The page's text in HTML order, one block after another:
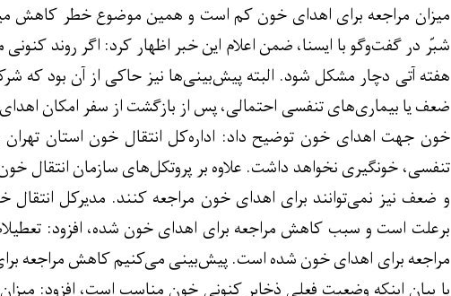
میزان مراجعه برای اهدای خون کم است و همین موضوع خطر کاهش
شبّر در گفت‌وگو با ایسنا، ضمن اعلام این خبر اظهار کرد: اگر روند
هفته آتی دچار مشکل شود. البته پیش‌بینی‌ها نیز حاکی از آن بود که
ضعف یا بیماری‌های تنفسی احتمالی، پس از بازگشت از سفر امکان اهدای
خون جهت اهدای خون توضیح داد: اداره‌کل انتقال خون استان تهران
تنفسی، خونگیری نخواهد داشت. علاوه بر پروتکل‌های سازمان انتقال
و ضعف نیز نمی‌توانند برای اهدای خون مراجعه‌ کنند. مدیرکل انتقال
برعلت است و سبب کاهش مراجعه برای اهدای خون شده، افزود:
مراجعه برای اهدای خون شده است. پیش‌بینی می‌کنیم کاهش مراجعه